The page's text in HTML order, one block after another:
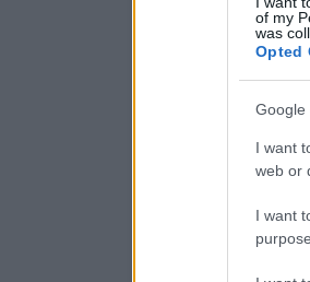
of my
was
Opted
Google
I want
web or
I want